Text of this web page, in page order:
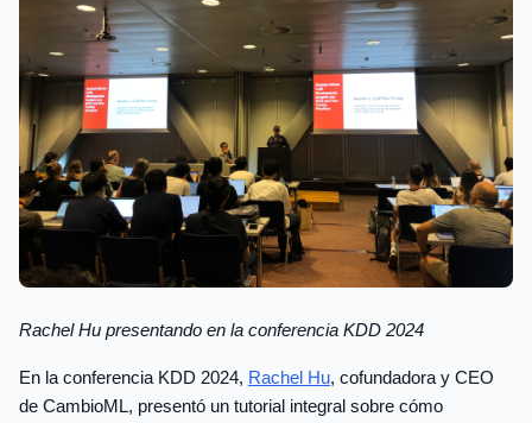
Rachel Hu presentando en la conferencia KDD 2024
En la conferencia KDD 2024, Rachel Hu, cofundadora y CEO
de CambioML, presentó un tutorial integral sobre cómo